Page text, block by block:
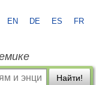
EN DE ES FR
Найти!